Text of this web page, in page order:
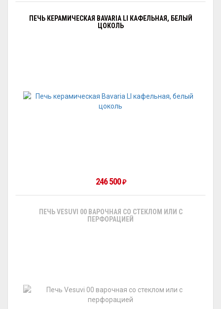
ПЕЧЬ КЕРАМИЧЕСКАЯ BAVARIA LI КАФЕЛЬНАЯ, БЕЛЫЙ
ЦОКОЛЬ
246 500₽
ПЕЧЬ VESUVI 00 ВАРОЧНАЯ СО СТЕКЛОМ ИЛИ С
ПЕРФОРАЦИЕЙ